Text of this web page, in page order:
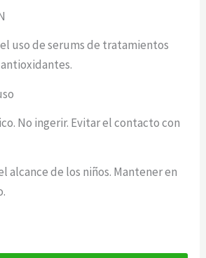
uso de serums de tratamientos
No ingerir. Evitar el contacto con
alcance de los niños. Mantener en